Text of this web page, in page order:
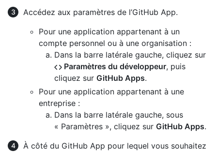
Accédez aux paramètres de l’GitHub App.
Pour une application appartenant à un
compte personnel ou à une organisation :
Dans la barre latérale gauche, cliquez sur
Paramètres du développeur, puis
cliquez sur GitHub Apps.
Pour une application appartenant à une
entreprise :
Dans la barre latérale gauche, sous
« Paramètres », cliquez sur GitHub Apps.
À côté du GitHub App pour lequel vous souhaitez